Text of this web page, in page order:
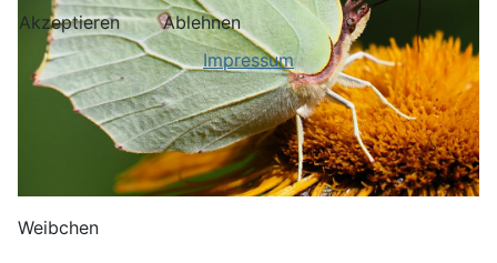
Weibchen
Akzeptieren
Ablehnen
Impressum